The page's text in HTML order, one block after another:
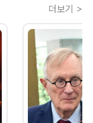
더보기 >